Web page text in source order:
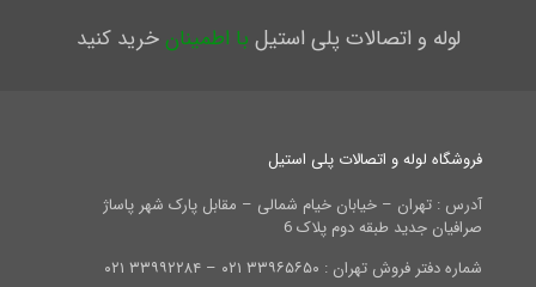
لوله و اتصالات پلی استیل با اطمینانخرید کنید
فروشگاه لوله و اتصالات پلی استیل
آدرس : تهران – خیابان خیام شمالی – مقابل پارک شهر پاساژ
صرافیان جدید طبقه دوم پلاک 6
شماره دفتر فروش تهران : ۳۳۹۶۵۶۵۰ ۰۲۱ – ۳۳۹۹۲۲۸۴ ۰۲۱